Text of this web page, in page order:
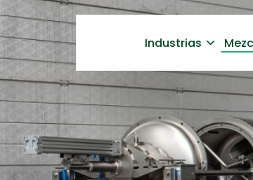
Industrias